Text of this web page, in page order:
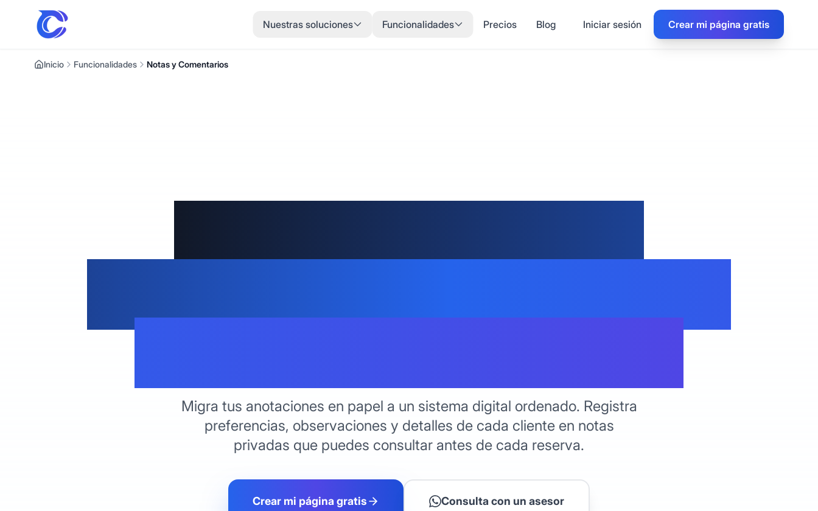
Nuestras soluciones Funcionalidades Precios Blog Iniciar sesión Crear mi página gratis
Inicio Funcionalidades Notas y Comentarios
Papeles y Cuadernos
Migra tus anotaciones en papel a un sistema digital ordenado. Registra
preferencias, observaciones y detalles de cada cliente en notas
privadas que puedes consultar antes de cada reserva.
Crear mi página gratis Consulta con un asesor